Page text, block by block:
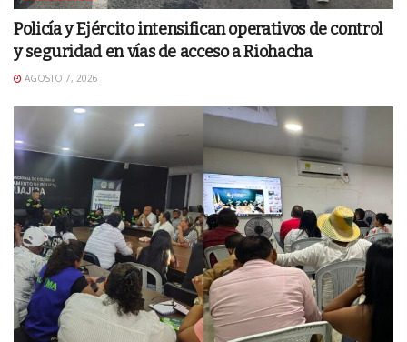
Policía y Ejército intensifican operativos de control
y seguridad en vías de acceso a Riohacha
AGOSTO 7, 2026